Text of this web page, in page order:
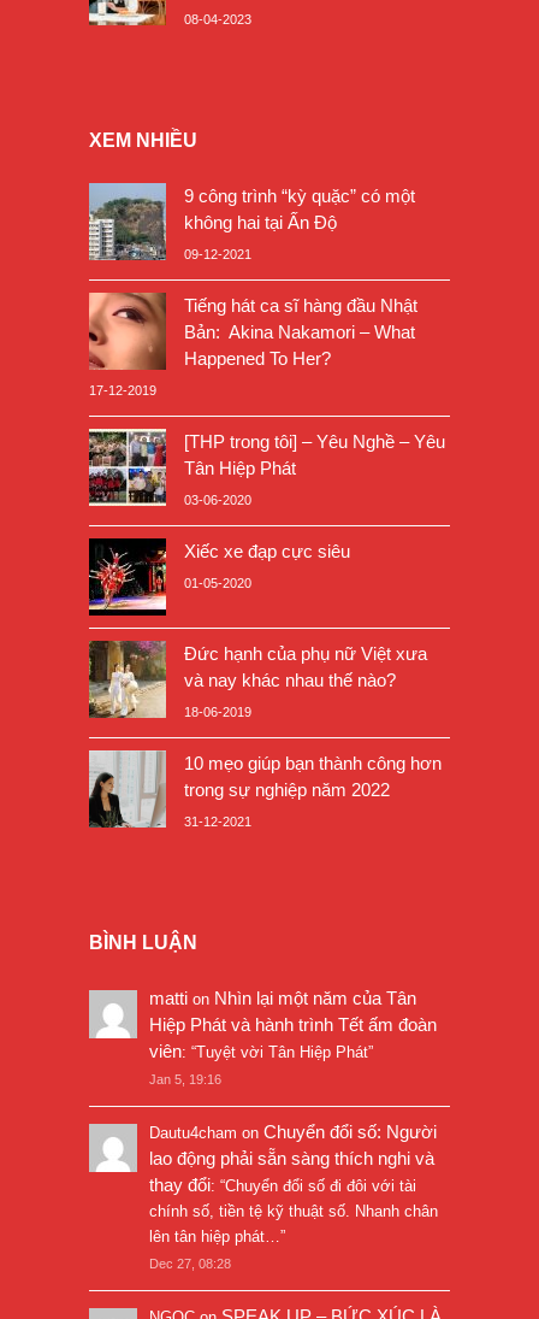
08-04-2023
XEM NHIỀU
9 công trình “kỳ quặc” có một
không hai tại Ấn Độ
09-12-2021
Tiếng hát ca sĩ hàng đầu Nhật
Bản: Akina Nakamori – What
Happened To Her?
17-12-2019
[THP trong tôi] – Yêu Nghề – Yêu
Tân Hiệp Phát
03-06-2020
Xiếc xe đạp cực siêu
01-05-2020
Đức hạnh của phụ nữ Việt xưa
và nay khác nhau thế nào?
18-06-2019
10 mẹo giúp bạn thành công hơn
trong sự nghiệp năm 2022
31-12-2021
BÌNH LUẬN
matti on Nhìn lại một năm của Tân
Hiệp Phát và hành trình Tết ấm đoàn
viên: “Tuyệt vời Tân Hiệp Phát”
Jan 5, 19:16
Dautu4cham on Chuyển đổi số: Người
lao động phải sẵn sàng thích nghi và
thay đổi: “Chuyển đổi số đi đôi với tài
chính số, tiền tệ kỹ thuật số. Nhanh chân
lên tân hiệp phát…”
Dec 27, 08:28